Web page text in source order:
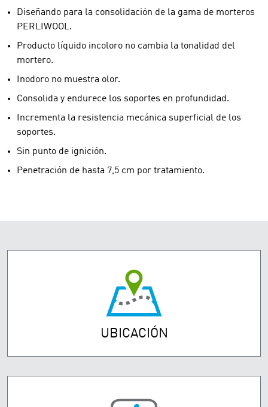
Diseñando para la consolidación de la gama de morteros
PERLIWOOL.
Producto líquido incoloro no cambia la tonalidad del
mortero.
Inodoro no muestra olor.
Consolida y endurece los soportes en profundidad.
Incrementa la resistencia mecánica superficial de los
soportes.
Sin punto de ignición.
Penetración de hasta 7,5 cm por tratamiento.
UBICACIÓN